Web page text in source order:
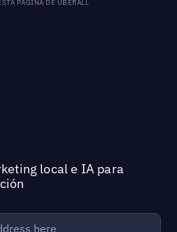
PÁGINA DE UBERALL
local e IA para